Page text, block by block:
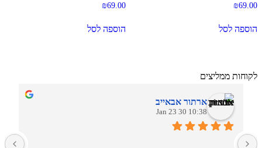
₪69.00
הוספה לסל
₪69.00
הוספה לסל
לקוחות ממליצים
ארתור אבאייב
10:38 30 Jan 23